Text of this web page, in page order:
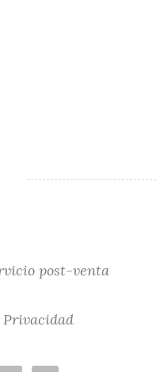
post-venta
Privacidad